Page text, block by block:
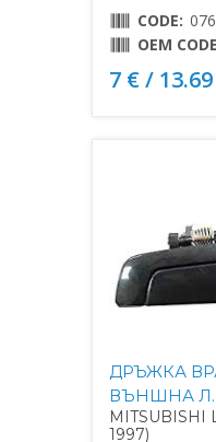
CODE:
OEM
7 € /
ДРЪЖКА
ВЪНШНА Л.
MITSUBISHI
1997)